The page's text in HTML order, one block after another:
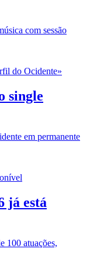
com sessão
single
em permanente
já está
100 atuações,